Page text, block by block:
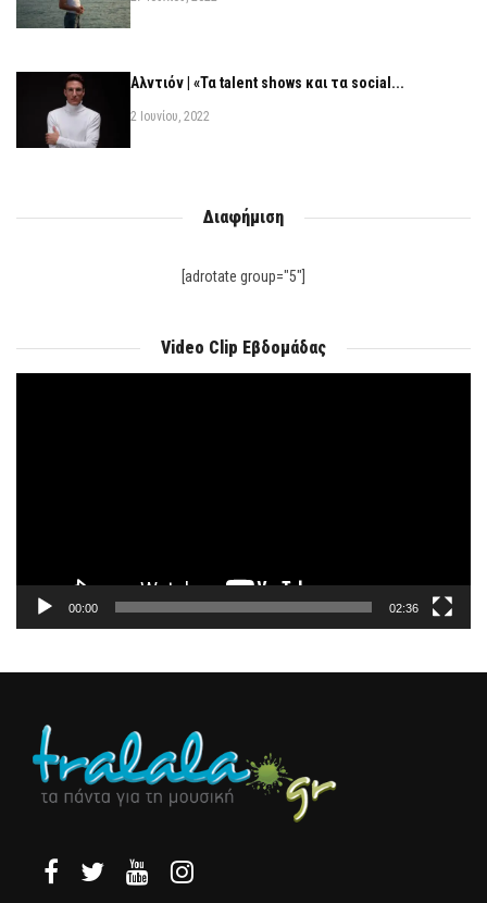
Αλντιόν | «Τα talent shows και τα social...
2 Ιουνίου, 2022
Διαφήμιση
[adrotate group="5"]
Video Clip Εβδομάδας
00:00 02:36